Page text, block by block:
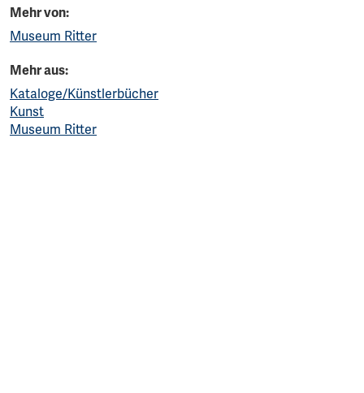
Mehr von:
Museum Ritter
Mehr aus:
Kataloge/Künstlerbücher
Kunst
Museum Ritter